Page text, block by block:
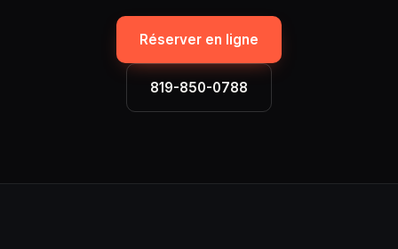
Réserver en ligne
819-850-0788